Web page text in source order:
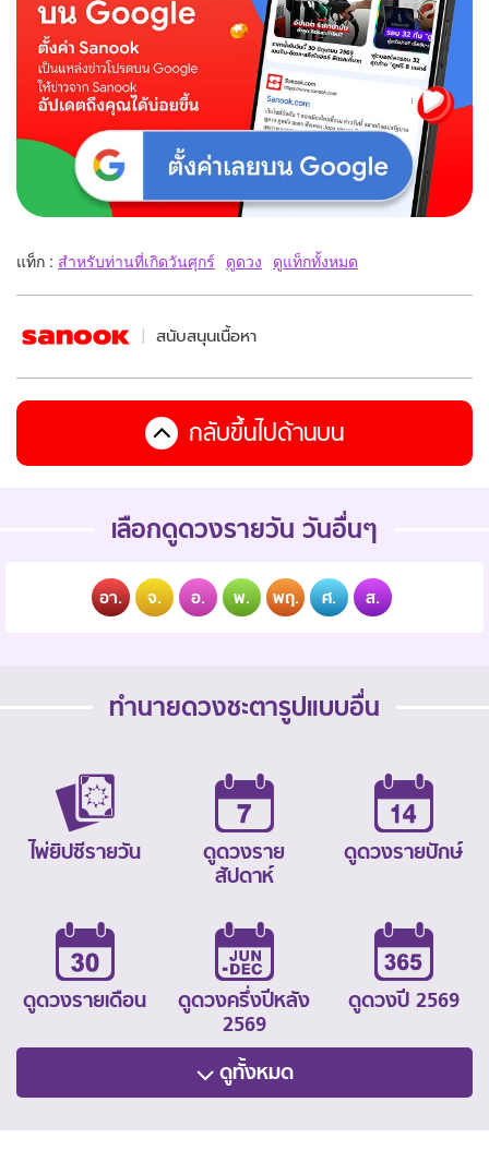
แท็ก : สำหรับท่านที่เกิดวันศุกร์ ดูดวง ดูแท็กทั้งหมด
สนับสนุนเนื้อหา
กลับขึ้นไปด้านบน
เลือกดูดวงรายวัน วันอื่นๆ
อา. จ. อ. พ. พฤ. ศ. ส.
ทำนายดวงชะตารูปแบบอื่น
ไพ่ยิปซีรายวัน
ดูดวงราย
สัปดาห์
ดูดวงรายปักษ์
ดูดวงรายเดือน
ดูดวงครึ่งปีหลัง
2569
ดูดวงปี 2569
ดูทั้งหมด